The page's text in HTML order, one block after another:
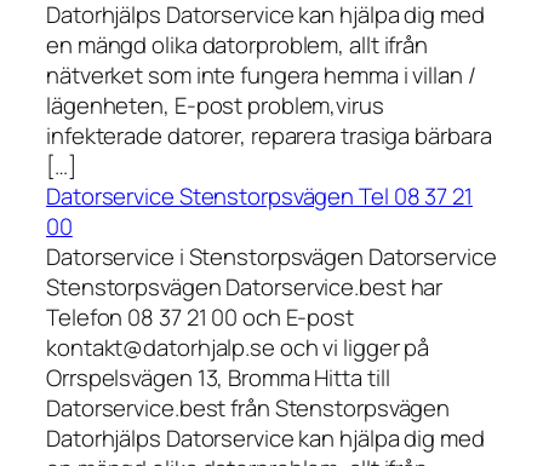
Datorhjälps Datorservice kan hjälpa dig med
en mängd olika datorproblem, allt ifrån
nätverket som inte fungera hemma i villan /
lägenheten, E-post problem,virus
infekterade datorer, reparera trasiga bärbara
[…]
Datorservice Stenstorpsvägen Tel 08 37 21
00
Datorservice i Stenstorpsvägen Datorservice
Stenstorpsvägen Datorservice.best har
Telefon 08 37 21 00 och E-post
kontakt@datorhjalp.se och vi ligger på
Orrspelsvägen 13, Bromma Hitta till
Datorservice.best från Stenstorpsvägen
Datorhjälps Datorservice kan hjälpa dig med